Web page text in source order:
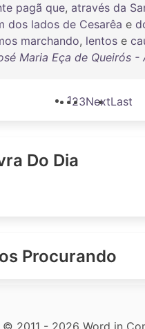
pagã que, através da
dos lados de Cesarêa e
marchando, lentos e
Maria Eça de Queirós -
123NextLast
Do Dia
Procurando
© 2011 - 2026 Word in